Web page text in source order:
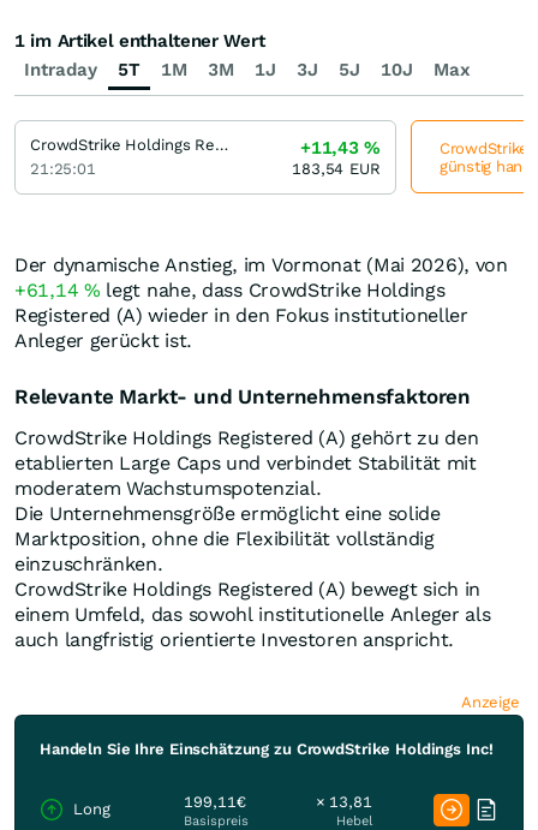
Der dynamische Anstieg, im Vormonat (Mai 2026), von
+61,14 % legt nahe, dass CrowdStrike Holdings
Registered (A) wieder in den Fokus institutioneller
Anleger gerückt ist.
Relevante Markt- und Unternehmensfaktoren
CrowdStrike Holdings Registered (A) gehört zu den
etablierten Large Caps und verbindet Stabilität mit
moderatem Wachstumspotenzial.
Die Unternehmensgröße ermöglicht eine solide
Marktposition, ohne die Flexibilität vollständig
einzuschränken.
CrowdStrike Holdings Registered (A) bewegt sich in
einem Umfeld, das sowohl institutionelle Anleger als
auch langfristig orientierte Investoren anspricht.
Anzeige
Handeln Sie Ihre Einschätzung zu CrowdStrike Holdings Inc!
Long 199,11€
Basispreis
× 13,81
Hebel
Intraday 5T 1M 3M 1J 3J 5J 10J Max
1 im Artikel enthaltener Wert
CrowdStrike Holdings Registered (A)
21:25:01
+11,43%
183,54 EUR
CrowdStrike
günstig